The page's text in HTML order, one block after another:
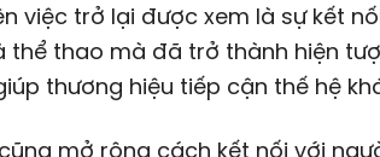
việc trở lại được xem là sự kết
thể thao mà đã trở thành hiện
thương hiệu tiếp cận thế hệ
mở rộng cách kết nối với